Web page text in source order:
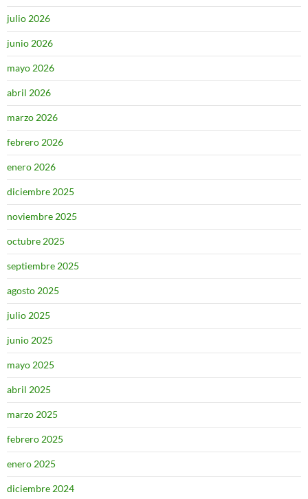
julio 2026
junio 2026
mayo 2026
abril 2026
marzo 2026
febrero 2026
enero 2026
diciembre 2025
noviembre 2025
octubre 2025
septiembre 2025
agosto 2025
julio 2025
junio 2025
mayo 2025
abril 2025
marzo 2025
febrero 2025
enero 2025
diciembre 2024